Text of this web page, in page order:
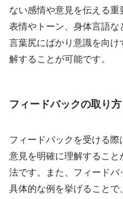
ない感情や意見を伝える
表情やトーン、身体言語な
言葉尻にばかり意識を向け
解することが可能です。
フィードバックの取り
フィードバックを受ける
意見を明確に理解するこ
法です。また、フィードバ
具体的な例を挙げることで